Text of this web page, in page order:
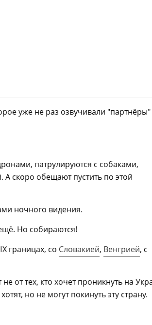
уже не раз озвучивали "партнёры"
патрулируются с собаками,
скоро обещают пустить по этой
ночного видения.
Но собираются!
границах, со Словакией, Венгрией, с
от тех, кто хочет проникнуть на
но не могут покинуть эту страну.